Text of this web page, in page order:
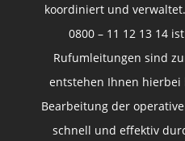
koordiniert und
0800 – 11 12 13 14
Rufumleitungen sind
entstehen Ihnen hierbei
Bearbeitung der
schnell und effektiv